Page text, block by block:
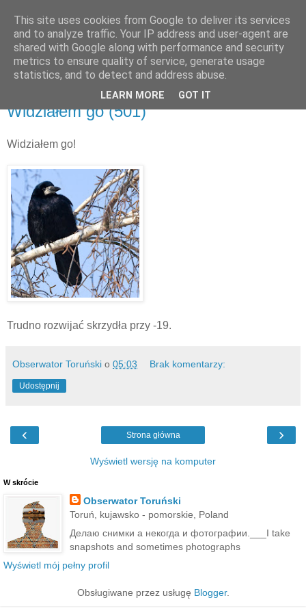
wtorek, 22 lutego 2011
Widziałem go (501)
Widziałem go!
Trudno rozwijać skrzydła przy -19.
Obserwator Toruński o 05:03 Brak komentarzy:
Udostępnij
‹ ›
Strona główna
Wyświetl wersję na komputer
W skrócie
Obserwator Toruński
Toruń, kujawsko - pomorskie, Poland
Делаю снимки а некогда и фотографии.___I take
snapshots and sometimes photographs
Wyświetl mój pełny profil
Obsługiwane przez usługę Blogger.
This site uses cookies from Google to deliver its services
and to analyze traffic. Your IP address and user-agent are
shared with Google along with performance and security
metrics to ensure quality of service, generate usage
statistics, and to detect and address abuse.
LEARN MORE GOT IT